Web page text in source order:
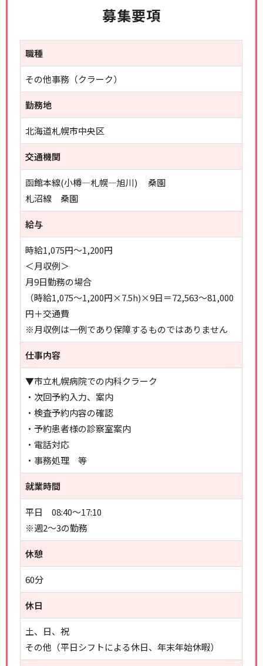
募集要項
職種
その他事務（クラーク）
勤務地
北海道札幌市中央区
交通機関
函館本線(小樽―札幌―旭川) 桑園
札沼線 桑園
給与
時給1,075円～1,200円
＜月収例＞
月9日勤務の場合
（時給1,075～1,200円×7.5h)×9日＝72,563～81,000
円＋交通費
※月収例は一例であり保障するものではありません
仕事内容
▼市立札幌病院での内科クラーク
・次回予約入力、案内
・検査予約内容の確認
・予約患者様の診察室案内
・電話対応
・事務処理 等
就業時間
平日 08:40～17:10
※週2～3の勤務
休憩
60分
休日
土、日、祝
その他（平日シフトによる休日、年末年始休暇）